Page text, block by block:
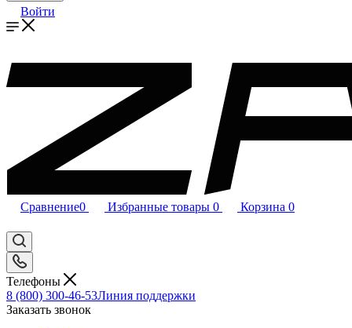
Войти
Сравнение0 Избранные товары 0 Корзина 0
Телефоны
8 (800) 300-46-53Линия поддержки
Заказать звонок